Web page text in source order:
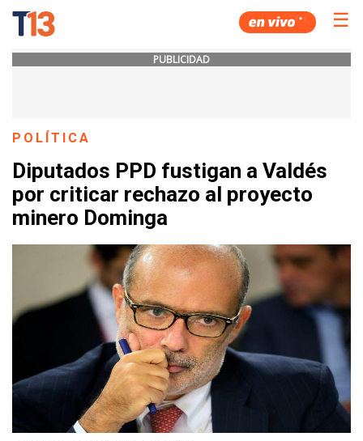
☰
PUBLICIDAD
POLÍTICA
Diputados PPD fustigan a Valdés
por criticar rechazo al proyecto
minero Dominga